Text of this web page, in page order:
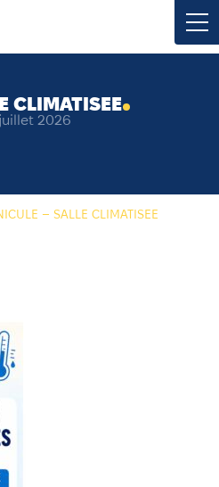
CLIMATISEE
2026
– SALLE CLIMATISEE
mairie
votre mairie